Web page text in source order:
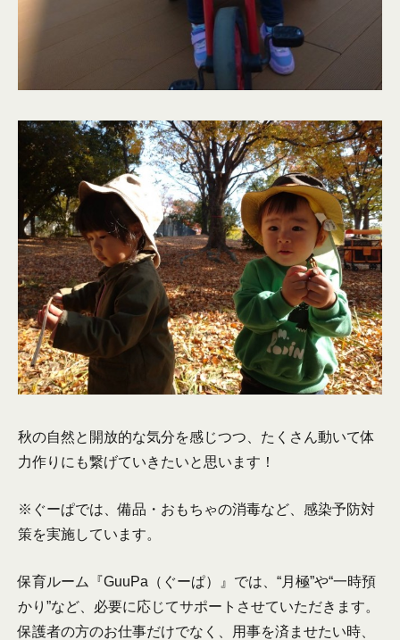
秋の自然と開放的な気分を感じつつ、たくさん動いて体
力作りにも繋げていきたいと思います！
※ぐーぱでは、備品・おもちゃの消毒など、感染予防対
策を実施しています。
保育ルーム『GuuPa（ぐーぱ）』では、“月極”や“一時預
かり”など、必要に応じてサポートさせていただきます。
保護者の方のお仕事だけでなく、用事を済ませたい時、